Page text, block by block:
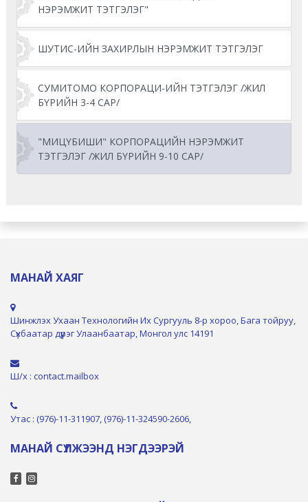
НЭРЭМЖИТ ТЭТГЭЛЭГ"
ШУТИС-ИЙН ЗАХИРЛЫН НЭРЭМЖИТ ТЭТГЭЛЭГ
СУМИТОМО КОРПОРАЦИ-ИЙН ТЭТГЭЛЭГ /ЖИЛ
БҮРИЙН 3-4 САР/
"МИЦҮБИШИ" КОРПОРАЦИЙН НЭРЭМЖИТ
ТЭТГЭЛЭГ /ЖИЛ БҮРИЙН 9-10 САР/
МАНАЙ ХАЯГ
Шинжлэх Ухаан Технологийн Их Сургууль 8-р хороо, Бага тойруу,
Сүхбаатар дүүрэг Улаанбаатар, Монгол улс 14191
Ш/х : contact.mailbox
Утас : (976)-11-311907, (976)-11-324590-2606,
МАНАЙ СҮЛЖЭЭНД НЭГДЭЭРЭЙ